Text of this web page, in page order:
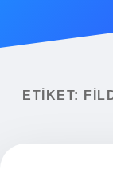
Yasal Uyarı
ETIKET: